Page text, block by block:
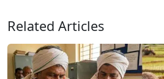
Related Articles